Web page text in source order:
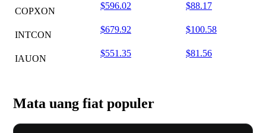
COPXON
$596.02 $88.17
INTCON
$679.92 $100.58
IAUON
$551.35 $81.56
Mata uang fiat populer